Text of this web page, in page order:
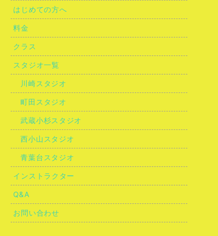
はじめての方へ
料金
クラス
スタジオ一覧
川崎スタジオ
町田スタジオ
武蔵小杉スタジオ
西小山スタジオ
青葉台スタジオ
インストラクター
Q&A
お問い合わせ